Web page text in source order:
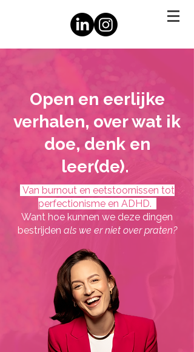
Open en eerlijke
verhalen, over wat ik
doe, denk en
leer(de).
Van burnout en eetstoornissen tot
perfectionisme en ADHD.
Want hoe kunnen we deze dingen
bestrijden als we er niet over praten?